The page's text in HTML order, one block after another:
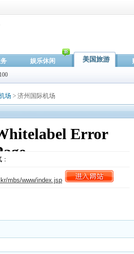
娱乐休闲 美国旅游
场 > 济州国际机场
：
mbs/www/index.jsp